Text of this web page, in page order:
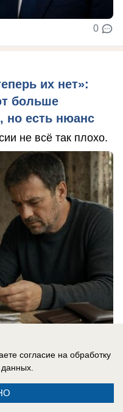
0
их нет»:
больше
но есть нюанс
не всё так плохо.
0
согласие на обработку